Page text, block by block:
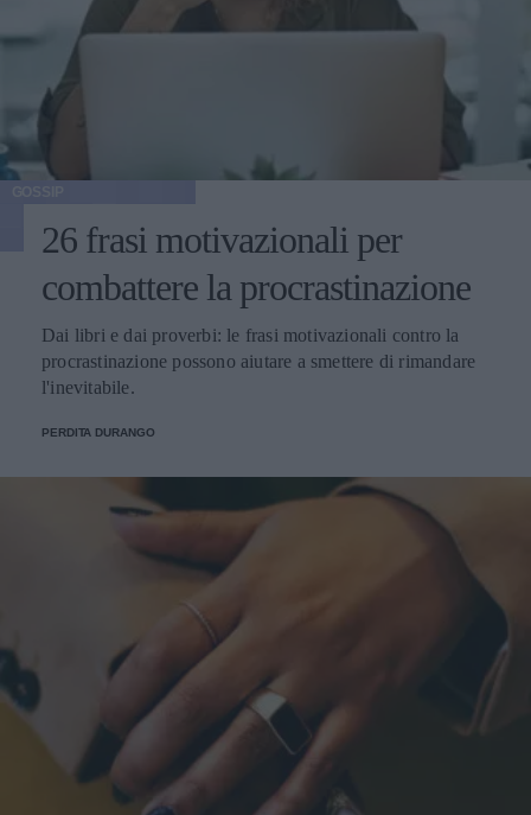
26 frasi motivazionali per
combattere la procrastinazione
Dai libri e dai proverbi: le frasi motivazionali contro la
procrastinazione possono aiutare a smettere di rimandare
l'inevitabile.
PERDITA DURANGO